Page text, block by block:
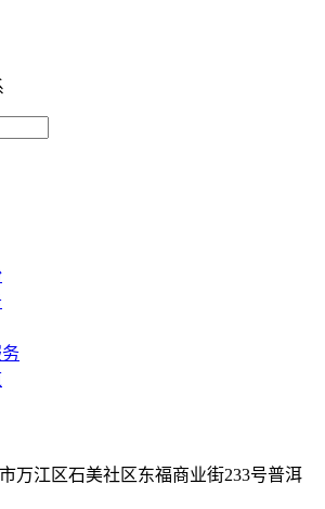
万江区石美社区东福商业街233号普洱